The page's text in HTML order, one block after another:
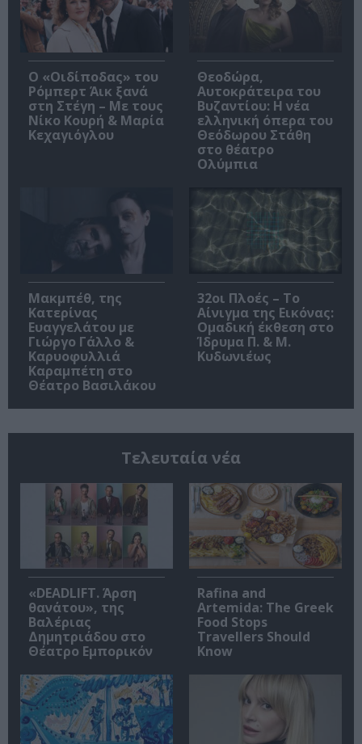
O «Οιδίποδας» του
Ρόμπερτ Άικ ξανά
στη Στέγη – Με τους
Νίκο Κουρή & Μαρία
Κεχαγιόγλου
Θεοδώρα,
Αυτοκράτειρα του
Βυζαντίου: Η νέα
ελληνική όπερα του
Θεόδωρου Στάθη
στο θέατρο
Ολύμπια
Μακμπέθ, της
Κατερίνας
Ευαγγελάτου με
Γιώργο Γάλλο &
Καρυοφυλλιά
Καραμπέτη στο
Θέατρο Βασιλάκου
32οι Πλοές – Το
Αίνιγμα της Εικόνας:
Ομαδική έκθεση στο
Ίδρυμα Π. & Μ.
Κυδωνιέως
Τελευταία νέα
«DEADLIFT. Άρση
θανάτου», της
Βαλέριας
Δημητριάδου στο
Θέατρο Εμπορικόν
Rafina and
Artemida: The Greek
Food Stops
Travellers Should
Know